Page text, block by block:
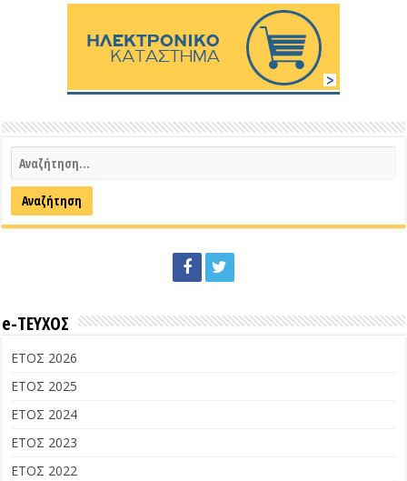
e-ΤΕΥΧΟΣ
ΕΤΟΣ 2026
ΕΤΟΣ 2025
ΕΤΟΣ 2024
ΕΤΟΣ 2023
ΕΤΟΣ 2022